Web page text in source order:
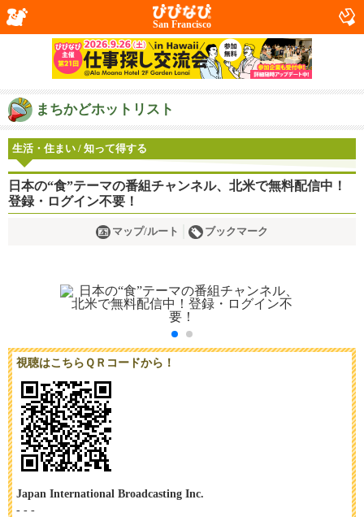
San Francisco
まちかどホットリスト
生活・住まい / 知って得する
日本の“食”テーマの番組チャンネル、北米で無料配信中！
登録・ログイン不要！
マップ/ルート ブックマーク
視聴はこちらＱＲコードから！
Japan International Broadcasting Inc.
- - -